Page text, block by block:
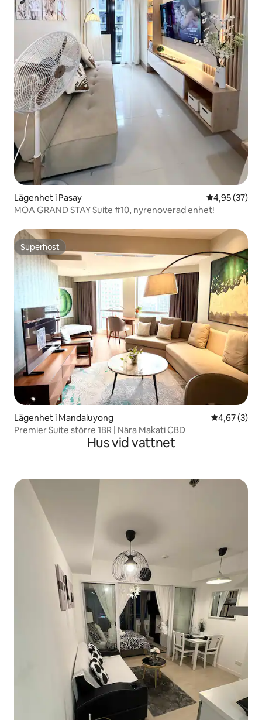
Lägenhet i Pasay 4,95 av 5 i
4,95 (37)
MOA GRAND STAY Suite #10, nyrenoverad enhet!
Superhost
Superhost
Lägenhet i Mandaluyong 4,67 av 5 i
4,67 (3)
Premier Suite större 1BR | Nära Makati CBD
Hus vid vattnet